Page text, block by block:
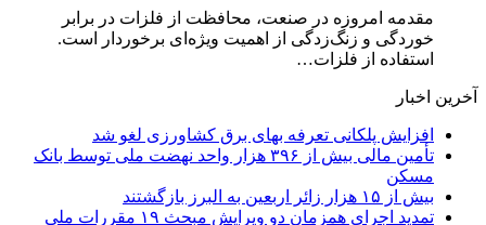
مقدمه امروزه در صنعت، محافظت از فلزات در برابر
خوردگی و زنگ‌زدگی از اهمیت ویژه‌ای برخوردار است.
استفاده از فلزات…
آخرین اخبار
افزایش پلکانی تعرفه بهای برق کشاورزی لغو شد
تأمین مالی بیش از ۳۹۶ هزار واحد نهضت ملی توسط بانک
مسکن
بیش از ۱۵ هزار زائر اربعین به البرز بازگشتند
تمدید اجرای همزمان دو ویرایش مبحث ۱۹ مقررات ملی